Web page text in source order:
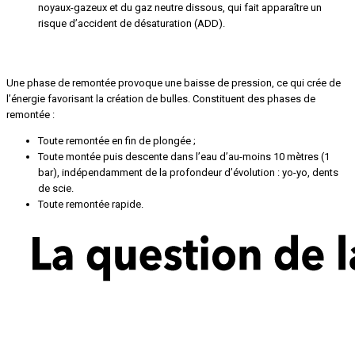
noyaux-gazeux et du gaz neutre dissous, qui fait apparaître un
risque d’accident de désaturation (ADD).
Une phase de remontée provoque une baisse de pression, ce qui crée de
l’énergie favorisant la création de bulles. Constituent des phases de
remontée :
Toute remontée en fin de plongée ;
Toute montée puis descente dans l’eau d’au-moins 10 mètres (1
bar), indépendamment de la profondeur d’évolution : yo-yo, dents
de scie.
Toute remontée rapide.